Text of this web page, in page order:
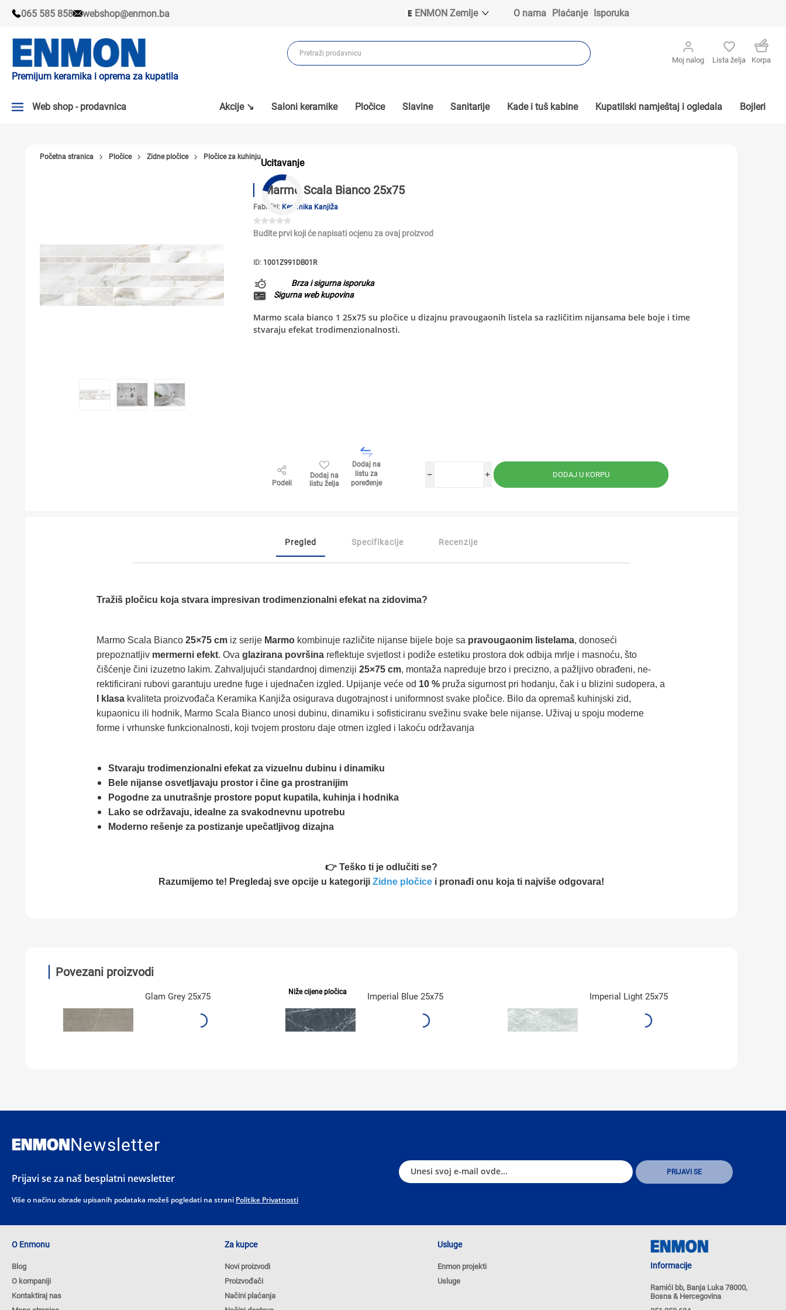
065 585 858 webshop@enmon.ba
ENMON Zemlje
ENMON BIH
ENMON MKD
O nama Plaćanje Isporuka
Premijum keramika i oprema za kupatila
Moj nalog Lista želja Korpa
Web shop - prodavnica
TUŠEVI
BOJLERI
ODVOD VODE
Akcije ↘ Saloni keramike Pločice Slavine Sanitarije Kade i tuš kabine Kupatilski namještaj i ogledala Bojleri
Ucitavanje
Početna stranica Pločice Zidne pločice Pločice za kuhinju
Marmo Scala Bianco 25x75
Fabrički: Keramika Kanjiža
Budite prvi koji će napisati ocjenu za ovaj proizvod
ID: 1001Z991DB01R
Brza i sigurna isporuka
Sigurna web kupovina
Marmo scala bianco 1 25x75 su pločice u dizajnu pravougaonih listela sa različitim nijansama bele boje i time
stvaraju efekat trodimenzionalnosti.
Podeli
Dodaj na
listu želja
Dodaj na
listu za
poređenje
i
h
Pregled Specifikacije Recenzije
Tražiš pločicu koja stvara impresivan trodimenzionalni efekat na zidovima?
Marmo Scala Bianco 25×75 cmiz serije Marmokombinuje različite nijanse bijele boje sa pravougaonim listelama, donoseći
prepoznatljiv mermerni efekt. Ova glazirana površinareflektuje svjetlost i podiže estetiku prostora dok odbija mrlje i masnoću, što
čišćenje čini izuzetno lakim. Zahvaljujući standardnoj dimenziji 25×75 cm, montaža napreduje brzo i precizno, a pažljivo obrađeni, ne­
rekti­fi­ci­ra­ni rubovi garantuju uredne fuge i ujednačen izgled. Upijanje veće od 10 %pruža sigurnost pri hodanju, čak i u blizini sudopera, a
I klasakvaliteta proizvođača Keramika Kanjiža osigurava dugotrajnost i uniformnost svake pločice. Bilo da opremaš kuhinjski zid,
kupaonicu ili hodnik, Marmo Scala Bianco unosi dubinu, dinamiku i sofisticiranu svežinu svake bele nijanse. Uživaj u spoju moderne
forme i vrhunske funkcionalnosti, koji tvojem prostoru daje otmen izgled i lakoću održavanja
Stvaraju trodimenzionalni efekat za vizuelnu dubinu i dinamiku
Bele nijanse osvetljavaju prostor i čine ga prostranijim
Pogodne za unutrašnje prostore poput kupatila, kuhinja i hodnika
Lako se održavaju, idealne za svakodnevnu upotrebu
Moderno rešenje za postizanje upečatljivog dizajna
👉 Teško ti je odlučiti se?
Razumijemo te! Pregledaj sve opcije u kategoriji Zidne pločice i pronađi onu koja ti najviše odgovara!
Povezani proizvodi
Glam Grey 25x75 Niže cijene pločica Imperial Blue 25x75 Imperial Light 25x75
Newsletter
Prijavi se za naš besplatni newsletter
Više o načinu obrade upisanih podataka možeš pogledati na strani Politike Privatnosti
O Enmonu
Blog
O kompaniji
Kontaktiraj nas
Za kupce
Novi proizvodi
Proizvođači
Načini plaćanja
Usluge
Enmon projekti
Usluge
Informacije
Ramići bb, Banja Luka 78000,
Bosna & Hercegovina